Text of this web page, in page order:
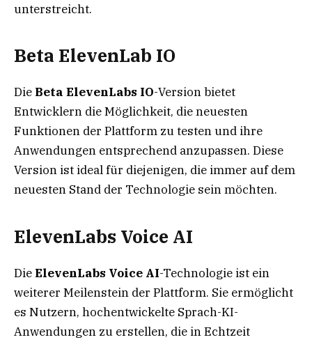
unterstreicht.
Beta ElevenLab IO
Die Beta ElevenLabs IO-Version bietet
Entwicklern die Möglichkeit, die neuesten
Funktionen der Plattform zu testen und ihre
Anwendungen entsprechend anzupassen. Diese
Version ist ideal für diejenigen, die immer auf dem
neuesten Stand der Technologie sein möchten.
ElevenLabs Voice AI
DieElevenLabs Voice AI-Technologie ist ein
weiterer Meilenstein der Plattform. Sie ermöglicht
es Nutzern, hochentwickelte Sprach-KI-
Anwendungen zu erstellen, die in Echtzeit